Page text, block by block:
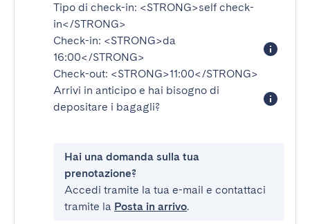
Tipo di check-in: <STRONG>self check-
in</STRONG>
Check-in: <STRONG>da
16:00</STRONG>
Check-out: <STRONG>11:00</STRONG>
Arrivi in anticipo e hai bisogno di
depositare i bagagli?
Hai una domanda sulla tua
prenotazione?
Accedi tramite la tua e-mail e contattaci
tramite la Posta in arrivo.